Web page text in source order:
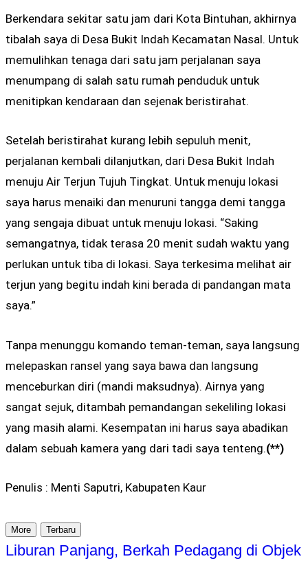
Berkendara sekitar satu jam dari Kota Bintuhan, akhirnya
tibalah saya di Desa Bukit Indah Kecamatan Nasal. Untuk
memulihkan tenaga dari satu jam perjalanan saya
menumpang di salah satu rumah penduduk untuk
menitipkan kendaraan dan sejenak beristirahat.
Setelah beristirahat kurang lebih sepuluh menit,
perjalanan kembali dilanjutkan, dari Desa Bukit Indah
menuju Air Terjun Tujuh Tingkat. Untuk menuju lokasi
saya harus menaiki dan menuruni tangga demi tangga
yang sengaja dibuat untuk menuju lokasi. “Saking
semangatnya, tidak terasa 20 menit sudah waktu yang
perlukan untuk tiba di lokasi. Saya terkesima melihat air
terjun yang begitu indah kini berada di pandangan mata
saya.”
Tanpa menunggu komando teman-teman, saya langsung
melepaskan ransel yang saya bawa dan langsung
menceburkan diri (mandi maksudnya). Airnya yang
sangat sejuk, ditambah pemandangan sekeliling lokasi
yang masih alami. Kesempatan ini harus saya abadikan
dalam sebuah kamera yang dari tadi saya tenteng.(**)
Penulis : Menti Saputri, Kabupaten Kaur
More Terbaru
Liburan Panjang, Berkah Pedagang di Objek